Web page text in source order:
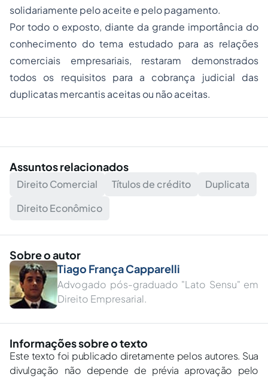
solidariamente pelo aceite e pelo pagamento.
Por todo o exposto, diante da grande importância do
conhecimento do tema estudado para as relações
comerciais empresariais, restaram demonstrados
todos os requisitos para a cobrança judicial das
duplicatas mercantis aceitas ou não aceitas.
Assuntos relacionados
Direito Comercial Títulos de crédito
Duplicata
Direito Econômico
Sobre o autor
Tiago França Capparelli
Advogado pós-graduado "Lato Sensu" em
Direito Empresarial.
Informações sobre o texto
Este texto foi publicado diretamente pelos autores. Sua
divulgação não depende de prévia aprovação pelo